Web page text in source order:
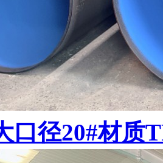
口径20#材质